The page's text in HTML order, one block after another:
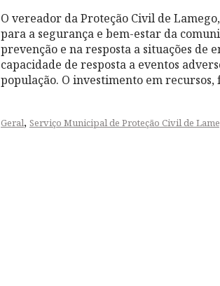
O vereador da Proteção Civil de
para a segurança e bem-estar da
prevenção e na resposta a situações de
capacidade de resposta a eventos
população. O investimento em recursos,
Geral, Serviço Municipal de Proteção Civil de